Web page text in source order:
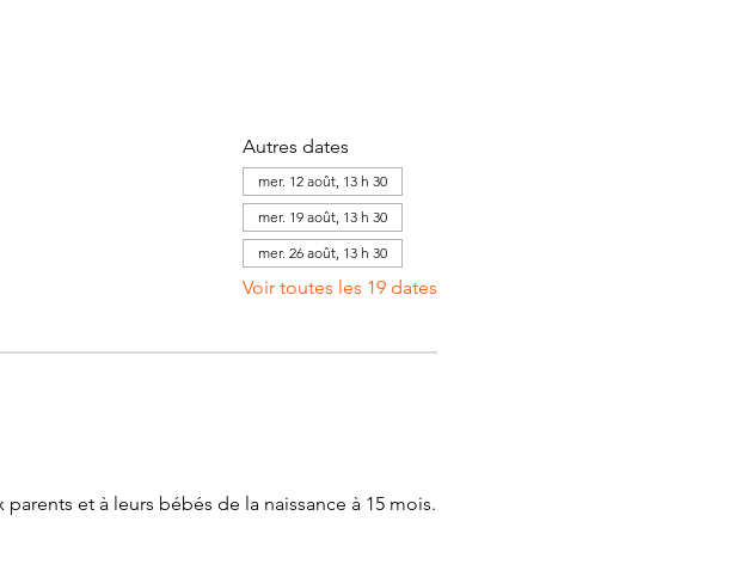
Autres dates
mer. 12 août, 13 h 30
mer. 19 août, 13 h 30
mer. 26 août, 13 h 30
Voir toutes les 19 dates
et à leurs bébés de la naissance à 15 mois.